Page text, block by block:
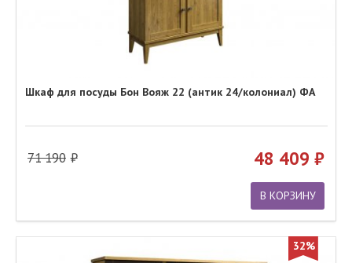
Шкаф для посуды Бон Вояж 22 (антик 24/колониал) ФА
71 190 48 409
В КОРЗИНУ
32%